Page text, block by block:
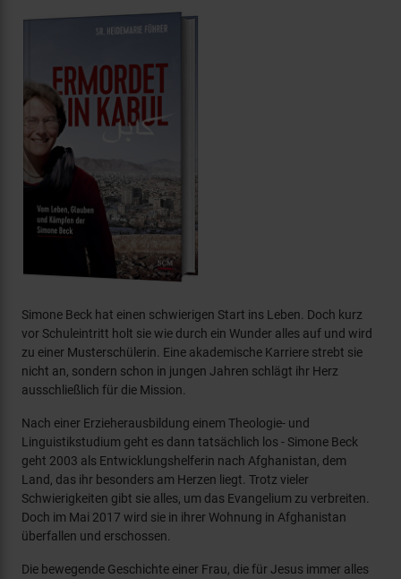
Simone Beck hat einen schwierigen Start ins Leben. Doch kurz
vor Schuleintritt holt sie wie durch ein Wunder alles auf und wird
zu einer Musterschülerin. Eine akademische Karriere strebt sie
nicht an, sondern schon in jungen Jahren schlägt ihr Herz
ausschließlich für die Mission.
Nach einer Erzieherausbildung einem Theologie- und
Linguistikstudium geht es dann tatsächlich los - Simone Beck
geht 2003 als Entwicklungshelferin nach Afghanistan, dem
Land, das ihr besonders am Herzen liegt. Trotz vieler
Schwierigkeiten gibt sie alles, um das Evangelium zu verbreiten.
Doch im Mai 2017 wird sie in ihrer Wohnung in Afghanistan
überfallen und erschossen.
Die bewegende Geschichte einer Frau, die für Jesus immer alles